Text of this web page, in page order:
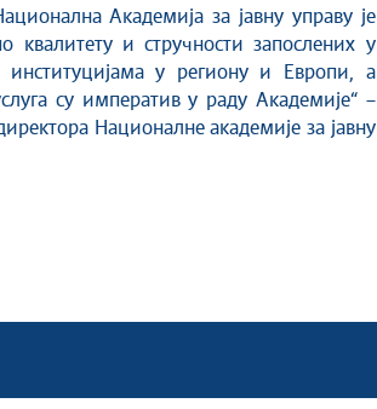
Академија за јавну управу је
квалитету и стручности запослених у
институцијама у региону и Европи, а
су императив у раду Академије“ –
Националне академије за јавну